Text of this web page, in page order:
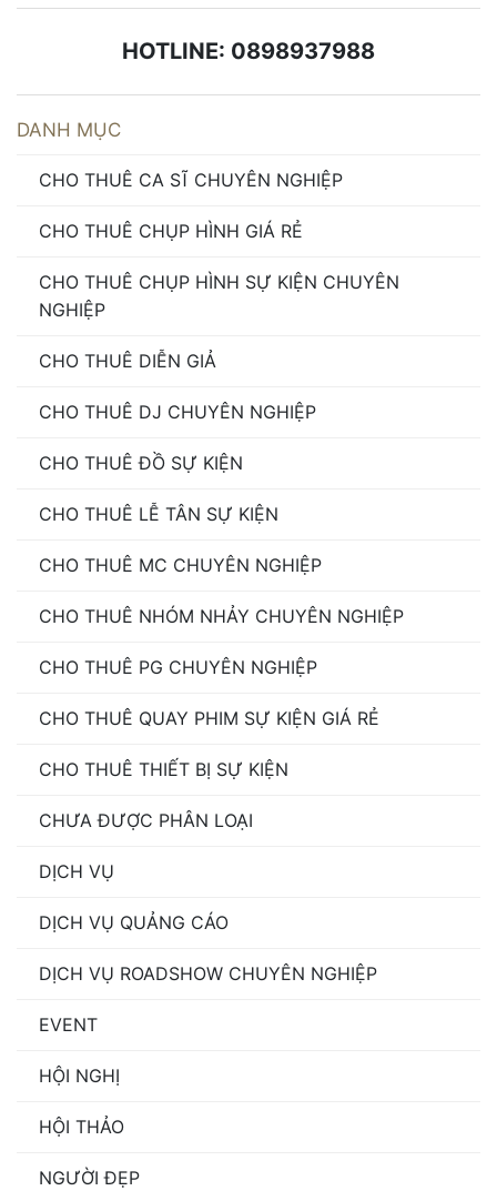
HOTLINE: 0898937988
DANH MỤC
CHO THUÊ CA SĨ CHUYÊN NGHIỆP
CHO THUÊ CHỤP HÌNH GIÁ RẺ
CHO THUÊ CHỤP HÌNH SỰ KIỆN CHUYÊN
NGHIỆP
CHO THUÊ DIỄN GIẢ
CHO THUÊ DJ CHUYÊN NGHIỆP
CHO THUÊ ĐỒ SỰ KIỆN
CHO THUÊ LỄ TÂN SỰ KIỆN
CHO THUÊ MC CHUYÊN NGHIỆP
CHO THUÊ NHÓM NHẢY CHUYÊN NGHIỆP
CHO THUÊ PG CHUYÊN NGHIỆP
CHO THUÊ QUAY PHIM SỰ KIỆN GIÁ RẺ
CHO THUÊ THIẾT BỊ SỰ KIỆN
CHƯA ĐƯỢC PHÂN LOẠI
DỊCH VỤ
DỊCH VỤ QUẢNG CÁO
DỊCH VỤ ROADSHOW CHUYÊN NGHIỆP
EVENT
HỘI NGHỊ
HỘI THẢO
NGƯỜI ĐẸP